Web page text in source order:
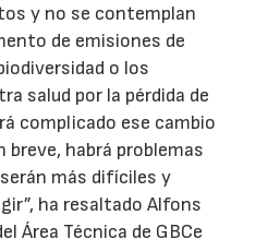
y no se contemplan
de emisiones de
o los
salud por la pérdida de
complicado ese cambio
breve, habrá problemas
más difíciles y
ha resaltado Alfons
Área Técnica de GBCe